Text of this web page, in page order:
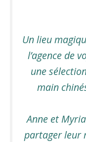
Un lieu
l’agence de
une
main
Anne et
partager leur